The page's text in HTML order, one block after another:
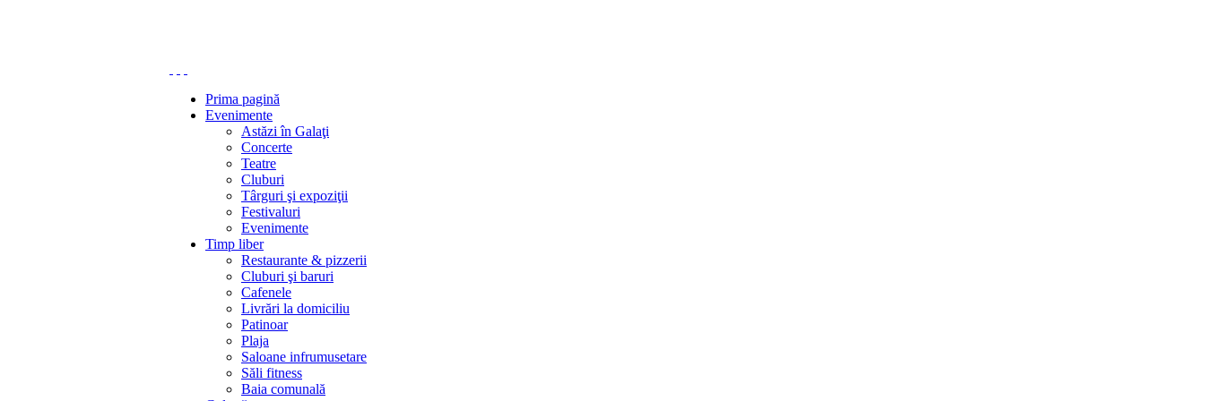
Prima pagină
Evenimente
Astăzi în Galaţi
Concerte
Teatre
Cluburi
Târguri şi expoziţii
Festivaluri
Evenimente
Timp liber
Restaurante & pizzerii
Cluburi şi baruri
Cafenele
Livrări la domiciliu
Patinoar
Plaja
Saloane infrumusetare
Săli fitness
Baia comunală